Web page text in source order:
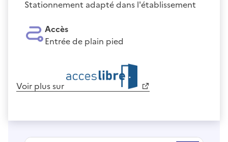
Stationnement adapté dans l'établissement
Accès
Entrée de plain pied
Voir plus sur